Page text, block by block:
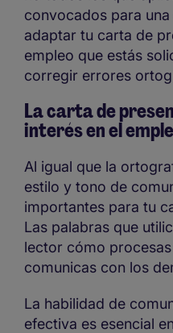
convocados para
adaptar tu carta de
empleo que estás
corregir errores
La carta de
interés en el
Al igual que la
estilo y tono de
importantes para tu
Las palabras que
lector cómo
comunicas con los
La habilidad de
efectiva es esencial